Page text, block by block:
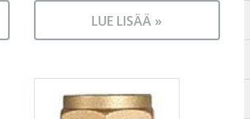
LUE LISÄÄ »